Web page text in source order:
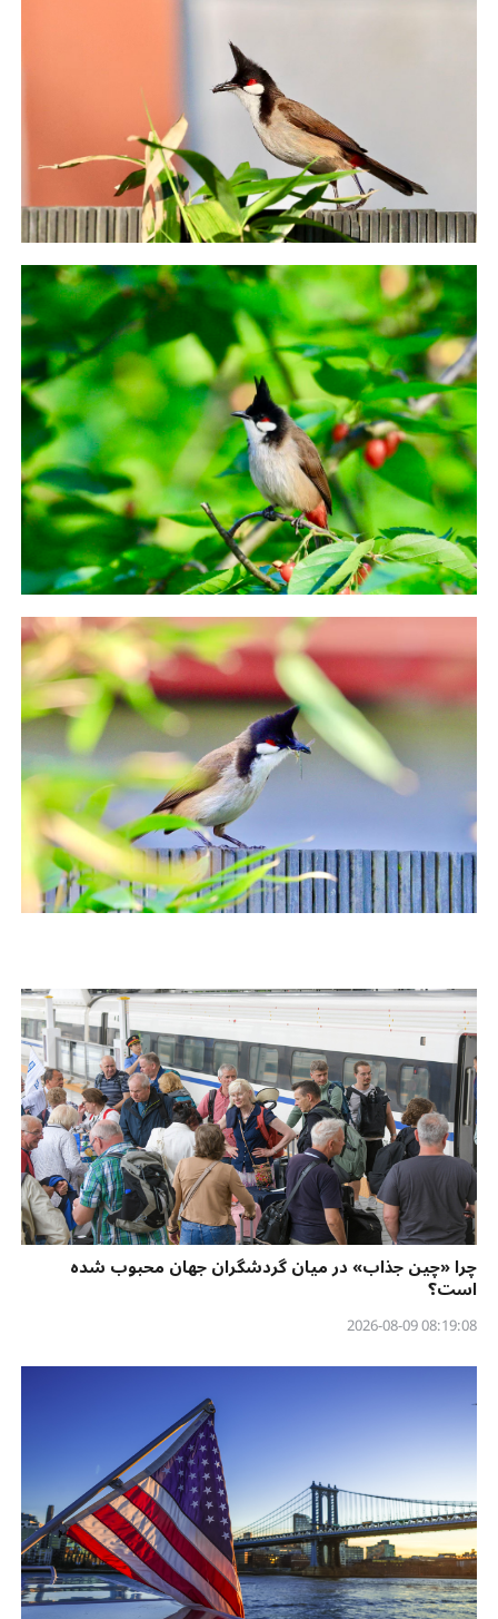
چرا «چین جذاب» در میان گردشگران جهان محبوب شده
است؟
08:19:08 2026-08-09